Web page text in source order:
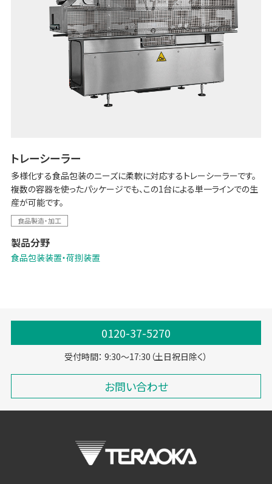
トレーシーラー
多様化する食品包装のニーズに柔軟に対応するトレーシーラーです。
複数の容器を使ったパッケージでも、この1台による単一ラインでの生
産が可能です。
食品製造・加工
製品分野
食品包装装置・荷捌装置
0120-37-5270
受付時間： 9:30～17:30（土日祝日除く）
お問い合わせ